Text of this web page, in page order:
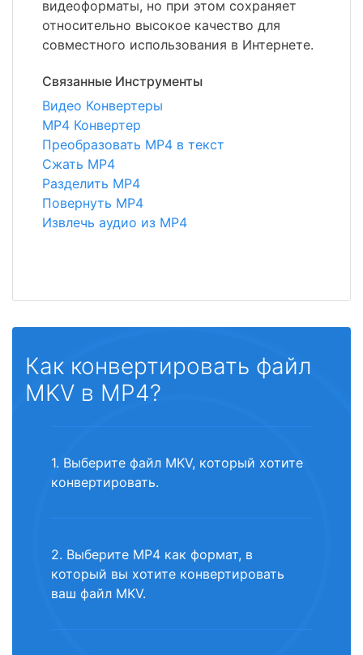
видеоформаты, но при этом сохраняет
относительно высокое качество для
совместного использования в Интернете.
Связанные Инструменты
Видео Конвертеры
MP4 Конвертер
Преобразовать MP4 в текст
Сжать MP4
Разделить MP4
Повернуть MP4
Извлечь аудио из MP4
Как конвертировать файл
MKV в MP4?
1. Выберите файл MKV, который хотите
конвертировать.
2. Выберите MP4 как формат, в
который вы хотите конвертировать
ваш файл MKV.